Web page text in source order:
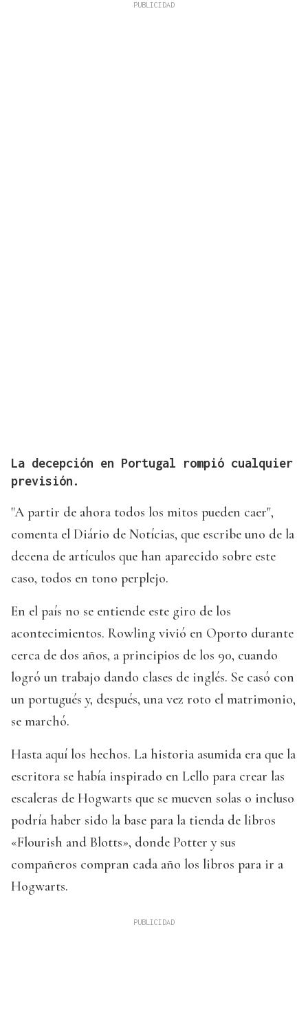
La decepción en Portugal rompió cualquier
previsión.
"A partir de ahora todos los mitos pueden caer",
comenta el Diário de Notícias, que escribe uno de la
decena de artículos que han aparecido sobre este
caso, todos en tono perplejo.
En el país no se entiende este giro de los
acontecimientos. Rowling vivió en Oporto durante
cerca de dos años, a principios de los 90, cuando
logró un trabajo dando clases de inglés. Se casó con
un portugués y, después, una vez roto el matrimonio,
se marchó.
Hasta aquí los hechos. La historia asumida era que la
escritora se había inspirado en Lello para crear las
escaleras de Hogwarts que se mueven solas o incluso
podría haber sido la base para la tienda de libros
«Flourish and Blotts», donde Potter y sus
compañeros compran cada año los libros para ir a
Hogwarts.